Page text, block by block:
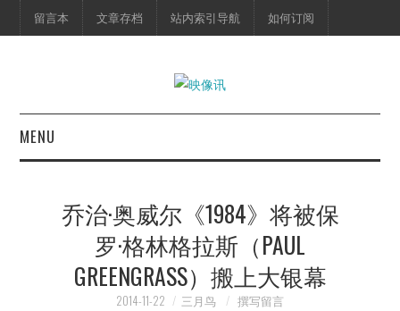
留言本 文章存档 站内索引导航 如何订阅
MENU
映像快讯
预告片
乔治·奥威尔《1984》将被保
罗·格林格拉斯（PAUL
GREENGRASS）搬上大银幕
2014-11-22 三月鸟 撰写留言